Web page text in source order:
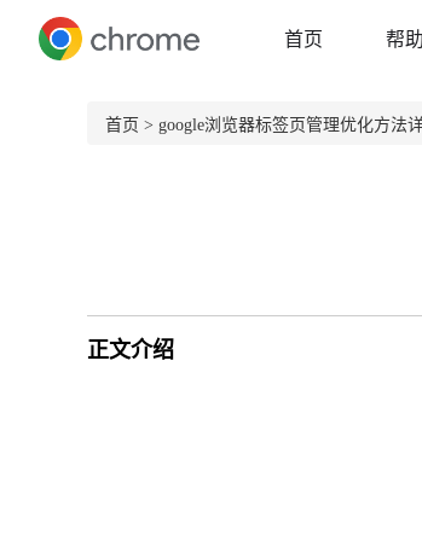
首页 帮
首页 > google浏览器标签页管理优化方法
正文介绍